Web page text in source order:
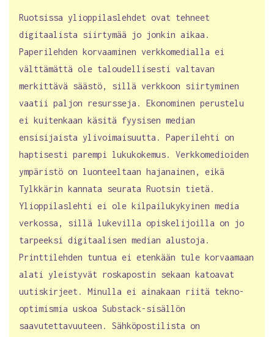
Ruotsissa ylioppilaslehdet ovat tehneet
digitaalista siirtymää jo jonkin aikaa.
Paperilehden korvaaminen verkkomedialla ei
välttämättä ole taloudellisesti valtavan
merkittävä säästö, sillä verkkoon siirtyminen
vaatii paljon resursseja. Ekonominen perustelu
ei kuitenkaan käsitä fyysisen median
ensisijaista ylivoimaisuutta. Paperilehti on
haptisesti parempi lukukokemus. Verkkomedioiden
ympäristö on luonteeltaan hajanainen, eikä
Tylkkärin kannata seurata Ruotsin tietä.
Ylioppilaslehti ei ole kilpailukykyinen media
verkossa, sillä lukevilla opiskelijoilla on jo
tarpeeksi digitaalisen median alustoja.
Printtilehden tuntua ei etenkään tule korvaamaan
alati yleistyvät roskapostin sekaan katoavat
uutiskirjeet. Minulla ei ainakaan riitä tekno-
optimismia uskoa Substack-sisällön
saavutettavuuteen. Sähköpostilista on